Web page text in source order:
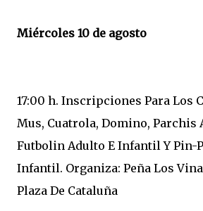
Miércoles 10 de agosto
17:00 h. Inscripciones Para Los
Mus, Cuatrola, Domino, Parchis
Futbolin Adulto E Infantil Y Pin-
Infantil. Organiza: Peña Los
Plaza De Cataluña